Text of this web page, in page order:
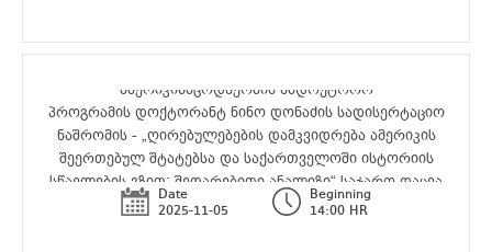
ამერიკისმცოდნეობის სადოქტორო
პროგრამის დოქტორანტ ნინო დონაძის სადისერტაციო
ნაშრომის - „ღირებულებების დამკვიდრება ამერიკის
შეერთებულ შტატებსა და საქართველოში ისტორიის
სწავლების გზით: შედარებითი ანალიზი“ საჯარო დაცვა
Date
2025-11-05
Beginning
14:00 HR